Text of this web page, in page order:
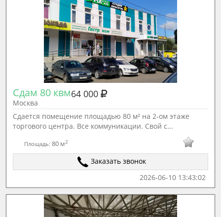
Сдам 80 квм64 000
Москва
Сдается помещение площадью 80 м² на 2-ом этаже
торгового центра. Все коммуникации. Свой с...
Площадь:80 м2
Заказать звонок
2026-06-10 13:43:02